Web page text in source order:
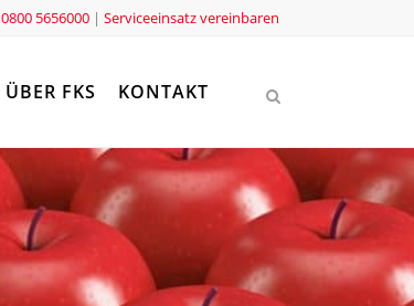
0800 5656000 | Serviceeinsatz vereinbaren
ÜBER FKS KONTAKT